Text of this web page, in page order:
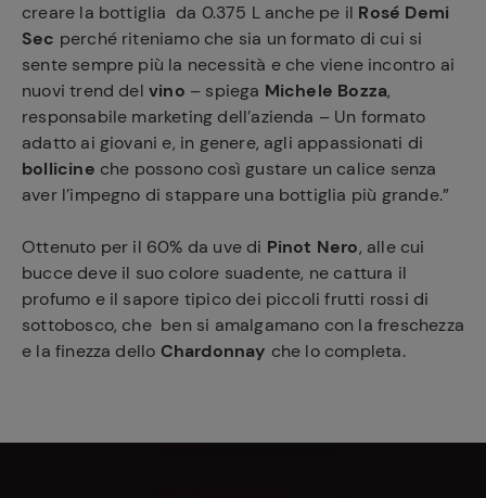
creare la bottiglia da 0.375 L anche pe il Rosé Demi
Sec perché riteniamo che sia un formato di cui si
sente sempre più la necessità e che viene incontro ai
nuovi trend delvino – spiega Michele Bozza,
responsabile marketing dell’azienda – Un formato
adatto ai giovani e, in genere, agli appassionati di
bollicine che possono così gustare un calice senza
aver l’impegno di stappare una bottiglia più grande.”
Ottenuto per il 60% da uve di Pinot Nero, alle cui
bucce deve il suo colore suadente, ne cattura il
profumo e il sapore tipico dei piccoli frutti rossi di
sottobosco, che ben si amalgamano con la freschezza
e la finezza dello Chardonnay che lo completa.